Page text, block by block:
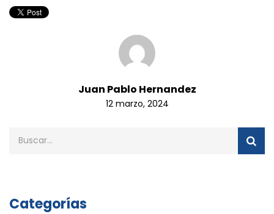
Juan Pablo Hernandez
12 marzo, 2024
Categorías